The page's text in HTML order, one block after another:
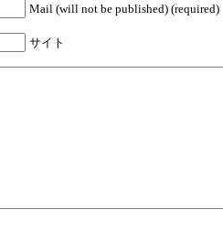
Mail (will not be published) (required)
サイト